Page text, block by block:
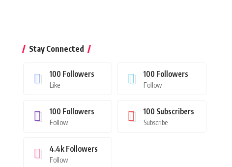
Stay Connected
100 Followers
Like
100 Followers
Follow
100 Followers
Follow
100 Subscribers
Subscribe
4.4k Followers
Follow